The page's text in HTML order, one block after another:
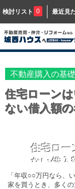
検討リスト 0 最近見
不動産購入の基
住宅ローン
ない借入額
住宅ロー
ない借入
「年収○○万円なら、
家を買うとき、多く